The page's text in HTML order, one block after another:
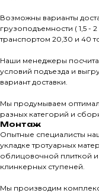
Возможны варианты
грузоподъемности ( 1,5 -
транспортом 20,30 и 40
Наши менеджеры
условий подъезда и
вариант доставки.
Мы продумываем
разных категорий и
Монтаж
Опытные специалисты
укладке тротуарных
облицовочной плиткой
клинкерных ступеней.
Мы производим